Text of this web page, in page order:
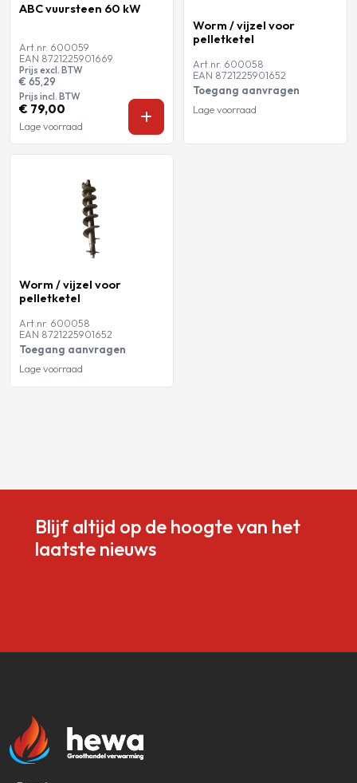
ABC vuursteen 60 kW
Art.nr. 600059
EAN 8721225901669
Prijs excl. BTW
€ 65,29
Prijs incl. BTW
€ 79,00
Lage voorraad
Worm / vijzel voor
pelletketel
Art.nr. 600058
EAN 8721225901652
Toegang aanvragen
Lage voorraad
Worm / vijzel voor
pelletketel
Art.nr. 600058
EAN 8721225901652
Toegang aanvragen
Lage voorraad
Blijf altijd op de hoogte van het
laatste nieuws